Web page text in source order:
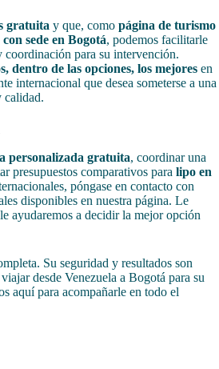
gratuita y que, como página de turismo
sede en Bogotá, podemos facilitarle
coordinación para su intervención.
dentro de las opciones, los mejores en
internacional que desea someterse a una
calidad.
personalizada gratuita, coordinar una
presupuestos comparativos para lipo en
póngase en contacto con
disponibles en nuestra página. Le
ayudaremos a decidir la mejor opción
Su seguridad y resultados son
desde Venezuela a Bogotá para su
aquí para acompañarle en todo el